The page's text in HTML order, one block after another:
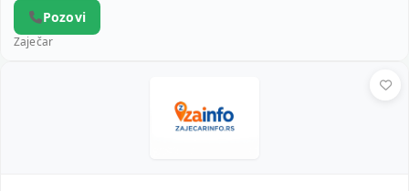
Pozovi
Zaječar